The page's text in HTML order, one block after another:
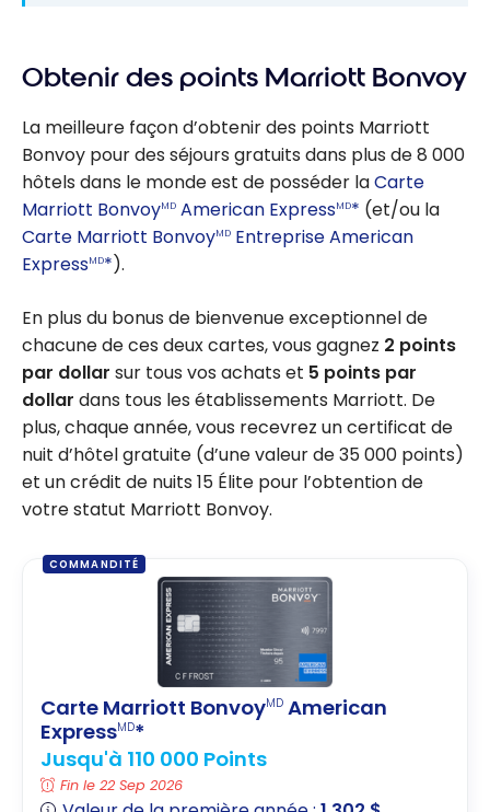
Obtenir des points Marriott Bonvoy
La meilleure façon d’obtenir des points Marriott
Bonvoy pour des séjours gratuits dans plus de 8 000
hôtels dans le monde est de posséder laCarte
Marriott BonvoyMD American ExpressMD* (et/ou la
Carte Marriott BonvoyMD Entreprise American
ExpressMD*).
En plus du bonus de bienvenue exceptionnel de
chacune de ces deux cartes, vous gagnez 2 points
par dollar sur tous vos achats et 5 points par
dollar dans tous les établissements Marriott. De
plus, chaque année, vous recevrez un certificat de
nuit d’hôtel gratuite (d’une valeur de 35 000 points)
et un crédit de nuits 15 Élite pour l’obtention de
votre statut Marriott Bonvoy.
COMMANDITÉ
Carte Marriott BonvoyMD American
ExpressMD*
Jusqu'à 110 000 Points
Fin le 22 Sep 2026